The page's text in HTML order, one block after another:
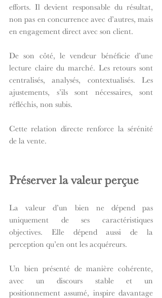
efforts. Il devient responsable du résultat,
non pas en concurrence avec d’autres, mais
en engagement direct avec son client.
De son côté, le vendeur bénéficie d’une
lecture claire du marché. Les retours sont
centralisés, analysés, contextualisés. Les
ajustements, s’ils sont nécessaires, sont
réfléchis, non subis.
Cette relation directe renforce la sérénité
de la vente.
Préserver la valeur perçue
La valeur d’un bien ne dépend pas
uniquement de ses caractéristiques
objectives. Elle dépend aussi de la
perception qu’en ont les acquéreurs.
Un bien présenté de manière cohérente,
avec un discours stable et un
positionnement assumé, inspire davantage